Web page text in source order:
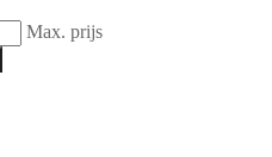
Max. prijs